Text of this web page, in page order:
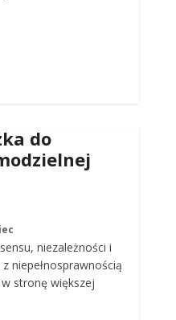
do
niezależności i
niepełnosprawnością
stronę większej